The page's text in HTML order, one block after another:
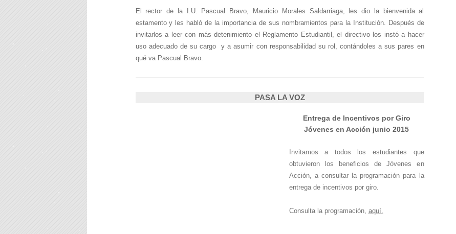
El rector de la I.U. Pascual Bravo, Mauricio Morales Saldarriaga, les dio la bienvenida al
estamento y les habló de la importancia de sus nombramientos para la Institución. Después de
invitarlos a leer con más detenimiento el Reglamento Estudiantil, el directivo los instó a hacer
uso adecuado de su cargo y a asumir con responsabilidad su rol, contándoles a sus pares en
qué va Pascual Bravo.
PASA LA VOZ
Entrega de Incentivos por Giro
Jóvenes en Acción junio 2015
Invitamos a todos los estudiantes que
obtuvieron los beneficios de Jóvenes en
Acción, a consultar la programación para la
entrega de incentivos por giro.
Consulta la programación, aquí.